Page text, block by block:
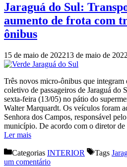
Jaraguá do Sul:
aumento de frota com
ônibus
15 de maio de 202213 de maio de 2022
Três novos micro-ônibus que integram
coletivo de passageiros de Jaraguá do
sexta-feira (13/05) no pátio do
Walter Marquardt. Os veículos foram
Senhora dos Campos, responsável
município. De acordo com o diretor
Ler mais
Categorias INTERIOR Tags
um comentário